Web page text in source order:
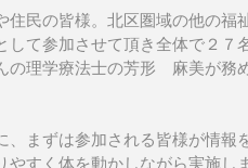
民の皆様。北区圏域の他の福
して参加させて頂き全体で２７
の理学療法士の芳形　麻美が務
まずは参加される皆様が情報
すく体を動かしながら実施し